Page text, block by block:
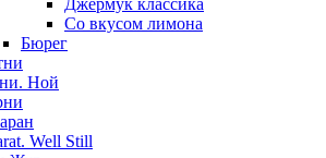
Джермук классика
Со вкусом лимона
Бюрег
Ной
Well Still